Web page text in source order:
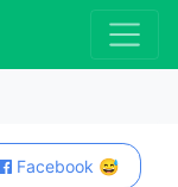
Facebook 😅